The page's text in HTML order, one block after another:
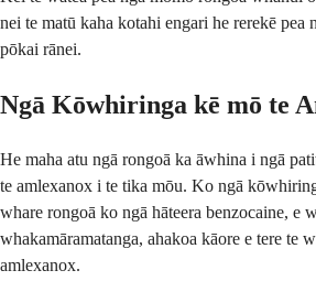
nei te matū kaha kotahi engari he rerekē pea
pōkai rānei.
Ngā Kōwhiringa kē mō te
He maha atu ngā rongoā ka āwhina i ngā
te amlexanox i te tika mōu. Ko ngā
whare rongoā ko ngā hāteera benzocaine, e
whakamāramatanga, ahakoa kāore e tere te
amlexanox.